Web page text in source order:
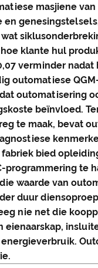
masjiene van
en
klante hul
verminder
outomatiese
outomatisering
beïnvloed.
te maak, bevat
fabriek bied
programmering te
waarde van
duur
nie net die
eienaarskap,